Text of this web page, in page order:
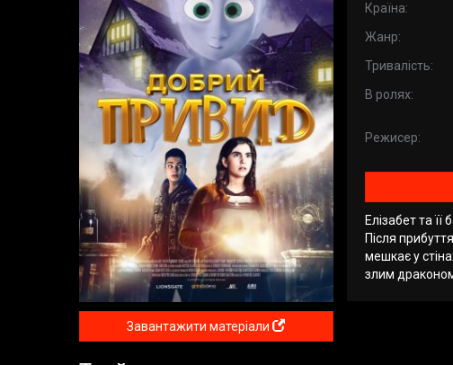
Завантажити матеріали
Країна:
Жанр:
Тривалість:
В ролях:
Режисер:
Елізабет та
Після
мешкає у
злим